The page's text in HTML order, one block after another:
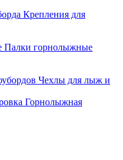
Крепления для
Палки горнолыжные
Чехлы для лыж и
Горнолыжная